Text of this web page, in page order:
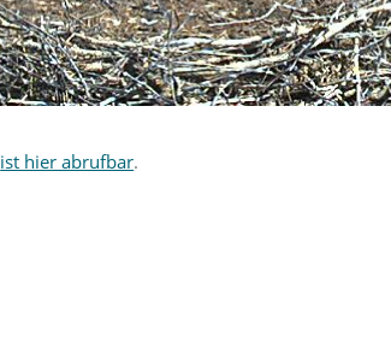
ist hier abrufbar.